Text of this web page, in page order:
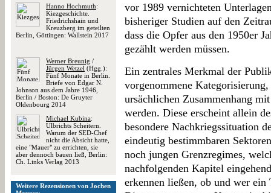
Hanno Hochmuth:
Kiezgeschichte.
Friedrichshain und
Kreuzberg im geteilten
Berlin, Göttingen: Wallstein 2017
Werner Breunig /
Jürgen Wetzel (Hgg.):
Fünf Monate in Berlin.
Briefe von Edgar N.
Johnson aus dem Jahre 1946,
Berlin / Boston: De Gruyter
Oldenbourg 2014
Michael Kubina:
Ulbrichts Scheitern.
Warum der SED-Chef
nicht die Absicht hatte,
eine "Mauer" zu errichten, sie
aber dennoch bauen ließ, Berlin:
Ch. Links Verlag 2013
Weitere Rezensionen von Jochen
vor 1989 vernichteten
bisheriger Studien auf den
dass die Opfer aus den 1950er
gezählt werden müssen.
Ein zentrales Merkmal der
vorgenommene
ursächlichen Zusammenhang
werden. Diese erscheint allein
besondere Nachkriegssituation
eindeutig bestimmbaren
noch jungen Grenzregimes,
nachfolgenden Kapitel
erkennen ließen, ob und wer ein